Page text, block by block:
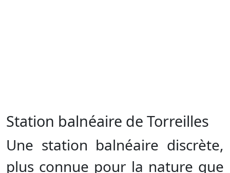
Station balnéaire de Torreilles
Une station balnéaire discrète,
plus connue pour la nature que